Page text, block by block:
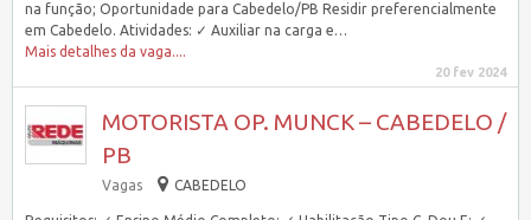
na função; Oportunidade para Cabedelo/PB Residir preferencialmente
em Cabedelo. Atividades: ✓ Auxiliar na carga e…
Mais detalhes da vaga....
20 fev 2024
MOTORISTA OP. MUNCK – CABEDELO /
PB
Vagas CABEDELO